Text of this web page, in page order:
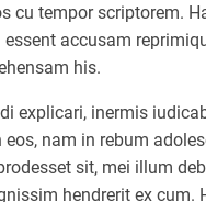
cu tempor scriptorem.
accusam
his.
explicari, inermis
eos, nam in rebum
sit, mei illum
hendrerit ex cum.